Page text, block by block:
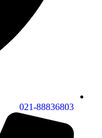
021-88836803